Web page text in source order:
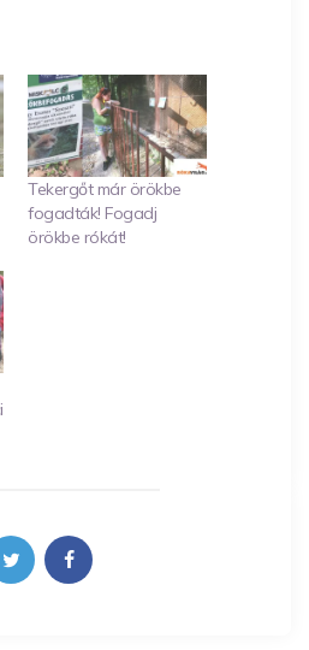
Tekergőt már örökbe
fogadták! Fogadj
örökbe rókát!